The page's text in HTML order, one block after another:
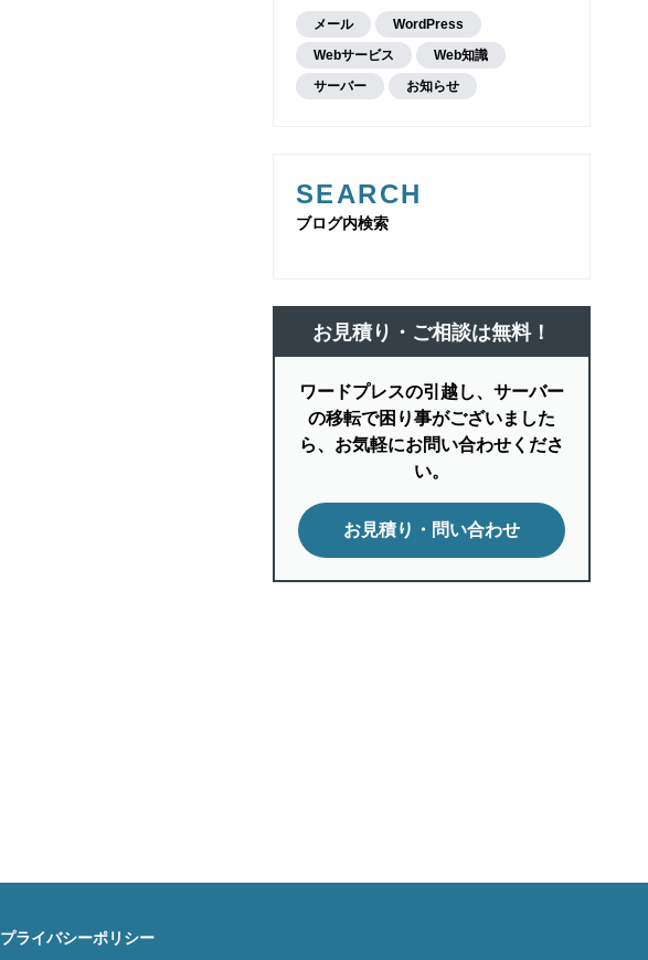
メール
WordPress
Webサービス
Web知識
サーバー
お知らせ
SEARCH
ブログ内検索
お見積り・ご相談は無料！
ワードプレスの引越し、サーバー
の移転で困り事がございました
ら、お気軽にお問い合わせくださ
い。
お見積り・問い合わせ
プライバシーポリシー